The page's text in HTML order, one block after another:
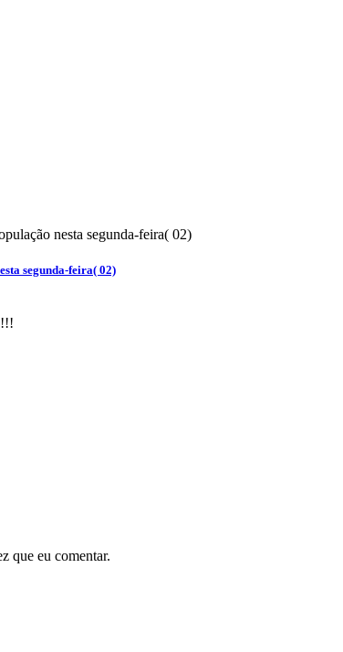
segunda-feira( 02)
que eu comentar.